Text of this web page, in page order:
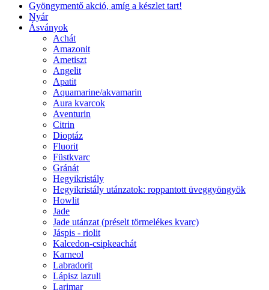
Gyöngymentő akció, amíg a készlet tart!
Nyár
Ásványok
Achát
Amazonit
Ametiszt
Angelit
Apatit
Aquamarine/akvamarin
Aura kvarcok
Aventurin
Citrin
Dioptáz
Fluorit
Füstkvarc
Gránát
Hegyikristály
Hegyikristály utánzatok: roppantott üveggyöngyök
Howlit
Jade
Jade utánzat (préselt törmelékes kvarc)
Jáspis - riolit
Kalcedon-csipkeachát
Karneol
Labradorit
Lápisz lazuli
Larimar